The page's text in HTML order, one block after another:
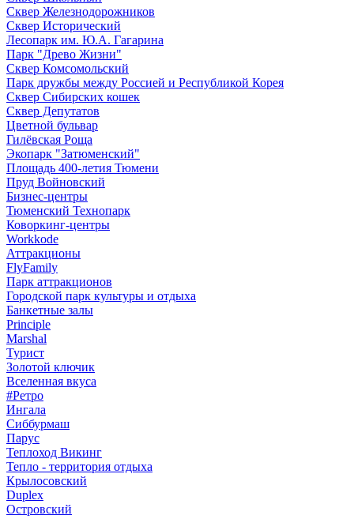
Сквер Железнодорожников
Сквер Исторический
Лесопарк им. Ю.А. Гагарина
Парк "Древо Жизни"
Сквер Комсомольский
Парк дружбы между Россией и Республикой Корея
Сквер Сибирских кошек
Сквер Депутатов
Цветной бульвар
Гилёвская Роща
Экопарк "Затюменский"
Площадь 400-летия Тюмени
Пруд Войновский
Бизнес-центры
Тюменский Технопарк
Коворкинг-центры
Workkode
Аттракционы
FlyFamily
Парк аттракционов
Городской парк культуры и отдыха
Банкетные залы
Principle
Marshal
Турист
Золотой ключик
Вселенная вкуса
#Ретро
Ингала
Сиббурмаш
Парус
Теплоход Викинг
Тепло - территория отдыха
Крылосовский
Duplex
Островский